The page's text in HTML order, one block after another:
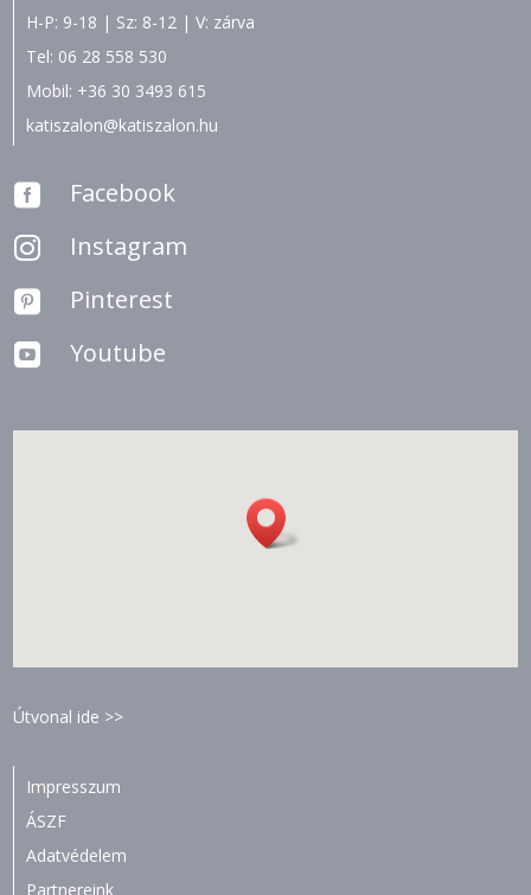
H-P: 9-18 | Sz: 8-12 | V: zárva
Tel: 06 28 558 530
Mobil: +36 30 3493 615
katiszalon@katiszalon.hu
 Facebook
 Instagram
 Pinterest
 Youtube
Útvonal ide >>
Impresszum
ÁSZF
Adatvédelem
Partnereink